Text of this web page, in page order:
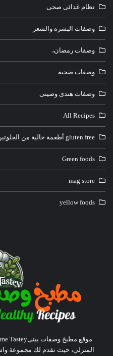
نظام غذائى صحى
وصفات البشره والشعر
وصفات رمضان،
وصفات صحية
وصفات هندى وصينى
All Recipes
gluten free أطعمة خالية من الجلوتين
Green foods
mag store
yellow foods
المنزلي، حيث نقدم لك مجموعة